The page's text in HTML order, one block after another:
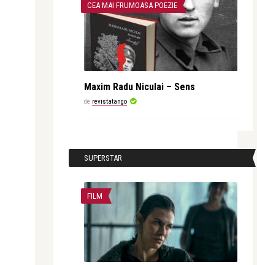
CEA MAI FRUMOASA POEZIE
Maxim Radu Niculai – Sens
de revistatango
SUPERSTAR
FILM